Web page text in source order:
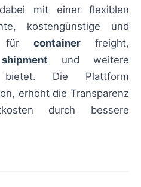
mit einer flexiblen
kostengünstige und
für containerfreight,
shipment und weitere
bietet. Die Plattform
erhöht die Transparenz
durch bessere